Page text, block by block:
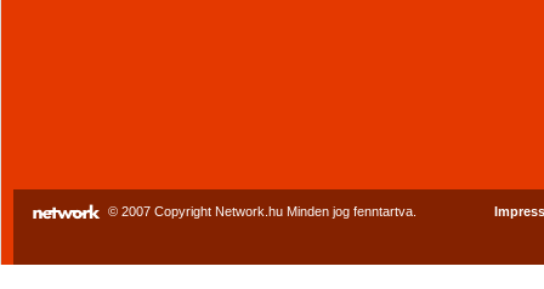
© 2007 Copyright Network.hu Minden jog fenntartva.